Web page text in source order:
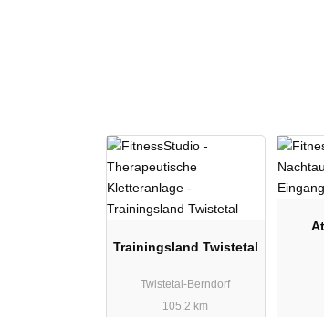
Trainingsland Twistetal
Twistetal-Berndorf
105.2 km